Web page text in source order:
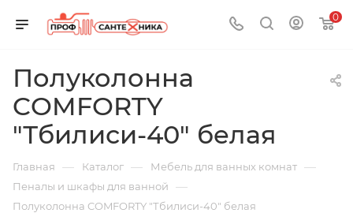
0
Полуколонна
COMFORTY
"Тбилиси-40" белая
Главная — Каталог — Мебель для ванных комнат —
Пеналы и шкафы для ванной —
Полуколонна COMFORTY "Тбилиси-40" белая